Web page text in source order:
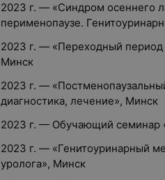
2023 г. — «Синдром осеннего
перименопаузе.
2023 г. — «Переходный период
Минск
2023 г. —
диагностика, лечение», Минск
2023 г. — Обучающий
2023 г. — «Генитоуринарный
уролога», Минск